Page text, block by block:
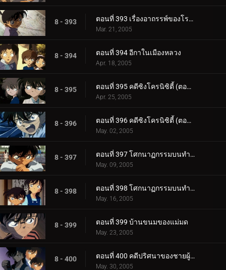
8 - 393 ตอนที่ 393 เรื่องอาถรรพ์ของโรงเรียนเทตัน (ตอนจบ)
Mar. 21, 2005
8 - 394 ตอนที่ 394 อีกาในเมืองหลวง
Apr. 18, 2005
8 - 395 ตอนที่ 395 คดีซิงโครนิซิตี้ (ตอนแรก)
Apr. 25, 2005
8 - 396 ตอนที่ 396 คดีซิงโครนิซิตี้ (ตอนจบ)
May. 02, 2005
8 - 397 ตอนที่ 397 โศกนาฏกรรมบนทำนบกันคลื่น (ตอนแรก)
May. 09, 2005
8 - 398 ตอนที่ 398 โศกนาฏกรรมบนทำนบกันคลื่น (ตอนจบ)
May. 16, 2005
8 - 399 ตอนที่ 399 บ้านขนมของแม่มด
May. 23, 2005
8 - 400 ตอนที่ 400 คดีปริศนาของชายผู้โชคดี
May. 30, 2005